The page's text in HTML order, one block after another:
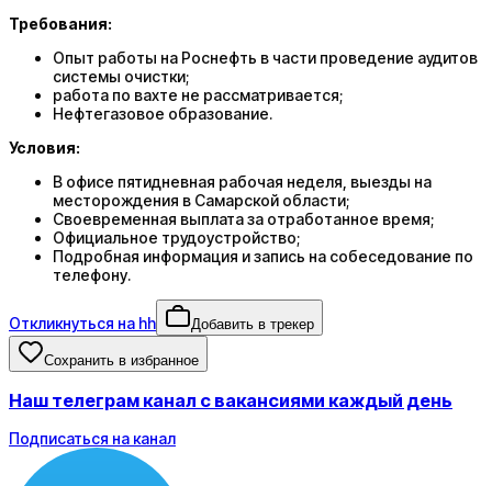
Требования:
Опыт работы на Роснефть в части проведение аудитов
системы очистки;
работа по вахте не рассматривается;
Нефтегазовое образование.
Условия:
В офисе пятидневная рабочая неделя, выезды на
месторождения в Самарской области;
Своевременная выплата за отработанное время;
Официальное трудоустройство;
Подробная информация и запись на собеседование по
телефону.
Откликнуться на hh Добавить в трекер
Сохранить в избранное
Наш телеграм канал с вакансиями каждый день
Подписаться на канал